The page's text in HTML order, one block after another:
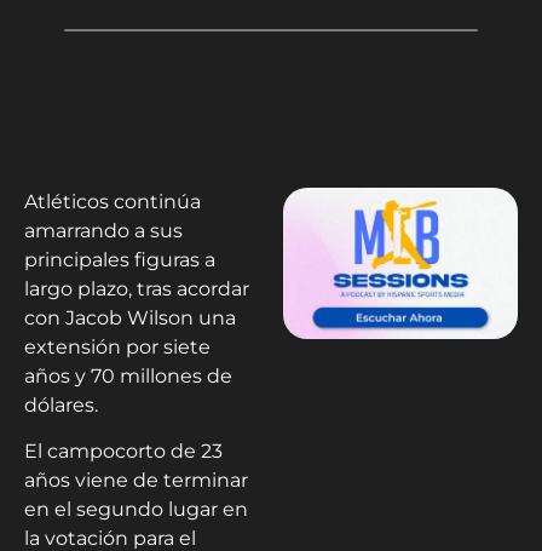
Atléticos continúa
amarrando a sus
principales figuras a
largo plazo, tras acordar
con Jacob Wilson una
extensión por siete
años y 70 millones de
dólares.
El campocorto de 23
años viene de terminar
en el segundo lugar en
la votación para el